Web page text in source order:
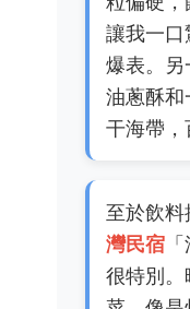
讓我一
爆表。另
油蔥酥
干海帶，
至於飲
灣民宿
很特別